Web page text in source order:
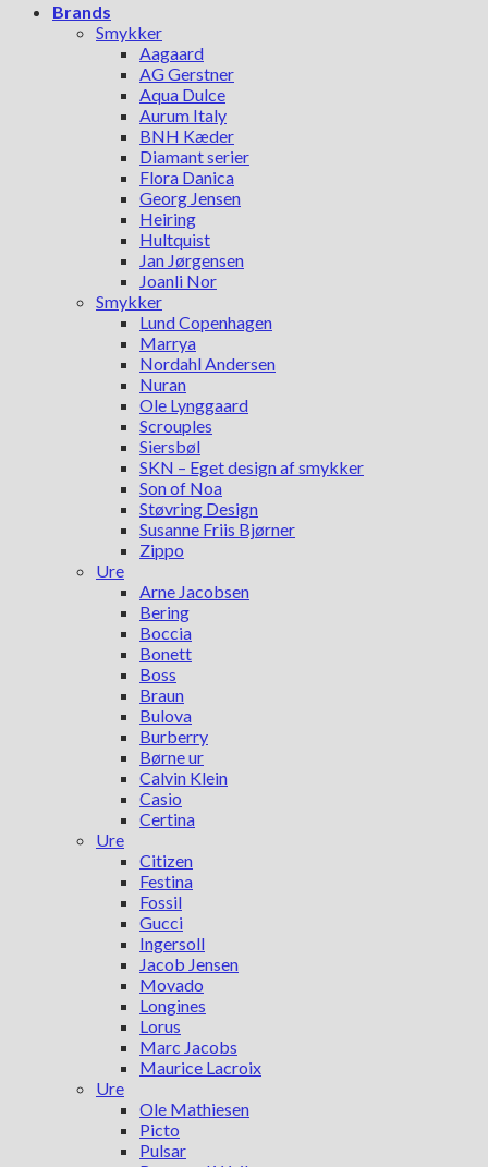
Brands
Smykker
Aagaard
AG Gerstner
Aqua Dulce
Aurum Italy
BNH Kæder
Diamant serier
Flora Danica
Georg Jensen
Heiring
Hultquist
Jan Jørgensen
Joanli Nor
Smykker
Lund Copenhagen
Marrya
Nordahl Andersen
Nuran
Ole Lynggaard
Scrouples
Siersbøl
SKN – Eget design af smykker
Son of Noa
Støvring Design
Susanne Friis Bjørner
Zippo
Ure
Arne Jacobsen
Bering
Boccia
Bonett
Boss
Braun
Bulova
Burberry
Børne ur
Calvin Klein
Casio
Certina
Ure
Citizen
Festina
Fossil
Gucci
Ingersoll
Jacob Jensen
Movado
Longines
Lorus
Marc Jacobs
Maurice Lacroix
Ure
Ole Mathiesen
Picto
Pulsar